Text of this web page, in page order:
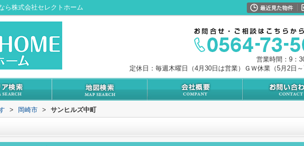
ら株式会社セレクトホーム
営業時間：9：
定休日：毎週木曜日（4月30日は営業）ＧＷ休業（5月2日～
> 岡崎市 > サンヒルズ中町